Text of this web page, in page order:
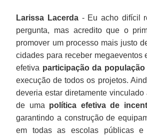
Larissa Lacerda - Eu acho difícil
pergunta, mas acredito que o
promover um processo mais justo
cidades para receber megaeventos
efetiva participação da população
execução de todos os projetos.
deveria estar diretamente vinculado
de uma política efetiva de
garantindo a construção de
em todas as escolas públicas